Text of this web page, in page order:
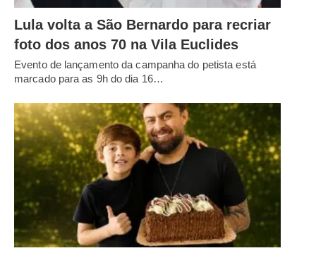
Lula volta a São Bernardo para recriar
foto dos anos 70 na Vila Euclides
Evento de lançamento da campanha do petista está
marcado para as 9h do dia 16…